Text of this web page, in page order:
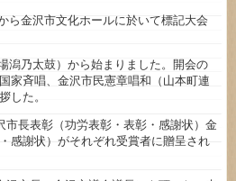
金沢市文化ホールに於いて標記大会
乃太鼓）から始まりました。開会の
家斉唱、金沢市民憲章唱和（山本町連
した。
長表彰（功労表彰・表彰・感謝状）金
感謝状）がそれぞれ受賞者に贈呈され